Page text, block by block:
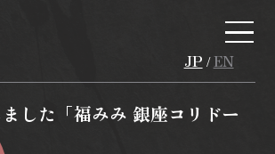
JP / EN
した「福みみ 銀座コリドー